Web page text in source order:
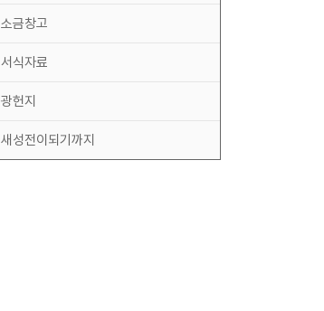
소금창고
서식자료
광헌지
새성전이되기까지